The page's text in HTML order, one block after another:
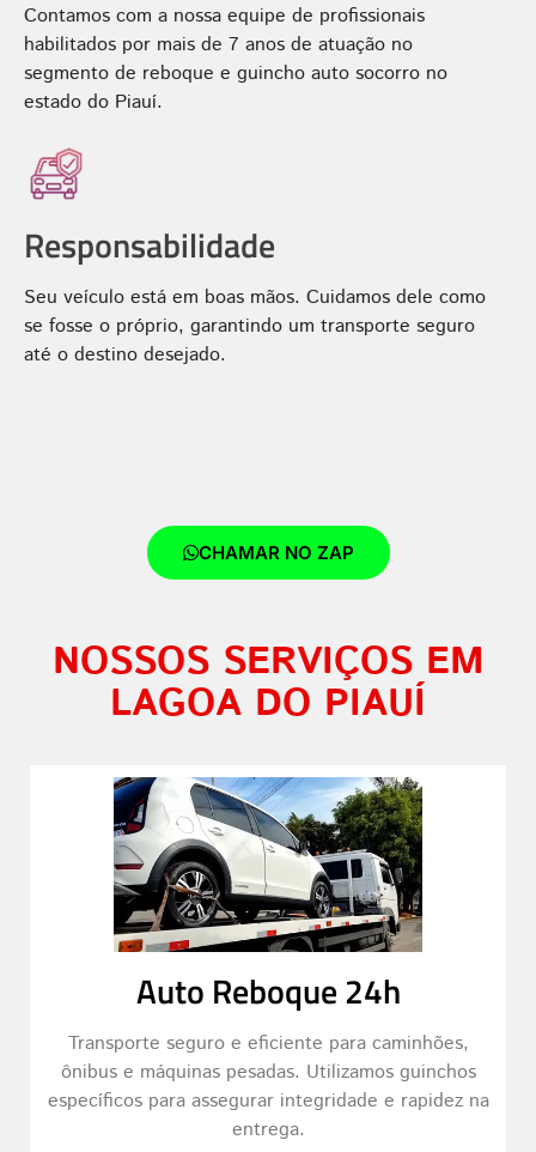
Contamos com a nossa equipe de profissionais
habilitados por mais de 7 anos de atuação no
segmento de reboque e guincho auto socorro no
estado do Piauí.
Responsabilidade
Seu veículo está em boas mãos. Cuidamos dele como
se fosse o próprio, garantindo um transporte seguro
até o destino desejado.
CHAMAR NO ZAP
NOSSOS SERVIÇOS EM
LAGOA DO PIAUÍ
Auto Reboque 24h
Transporte seguro e eficiente para caminhões,
ônibus e máquinas pesadas. Utilizamos guinchos
específicos para assegurar integridade e rapidez na
entrega.